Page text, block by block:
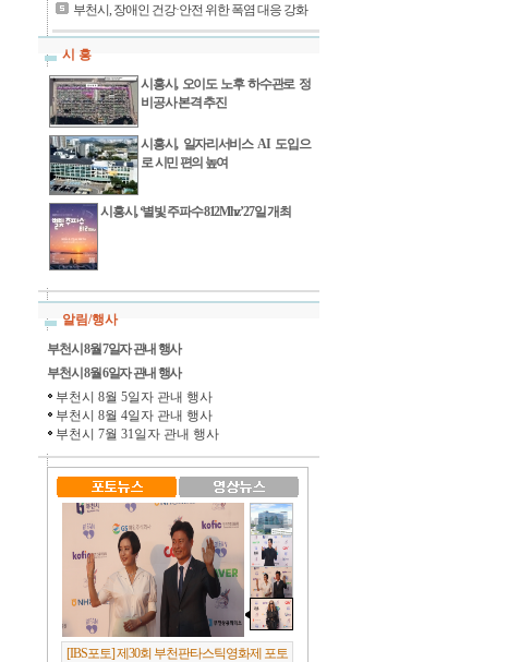
부천시, 장애인 건강·안전 위한 폭염 대응 강화
시 흥
시흥시, 오이도 노후 하수관로 정
비공사 본격 추진
시흥시, 일자리서비스 AI 도입으
로 시민 편의 높여
시흥시, ‘별빛 주파수 812Mhz’ 27일 개최
알림/행사
부천시 8월 7일자 관내 행사
부천시 8월 6일자 관내 행사
부천시 8월 5일자 관내 행사
부천시 8월 4일자 관내 행사
부천시 7월 31일자 관내 행사
[IBS포토] 제30회 부천판타스틱영화제 포토